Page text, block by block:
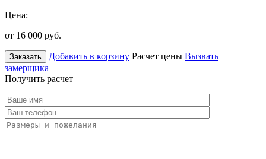
Цена:
от 16 000 руб.
Заказать Добавить в корзину Расчет цены Вызвать
замерщика
Получить расчет